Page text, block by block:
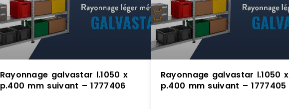
Rayonnage galvastar l.1050 x
p.400 mm suivant – 1777406
Rayonnage galvastar l.1050 x
p.400 mm suivant – 1777405